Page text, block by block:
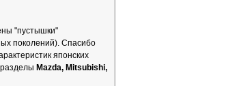
"пустышки"
поколений). Спасибо
японских
Mazda, Mitsubishi,